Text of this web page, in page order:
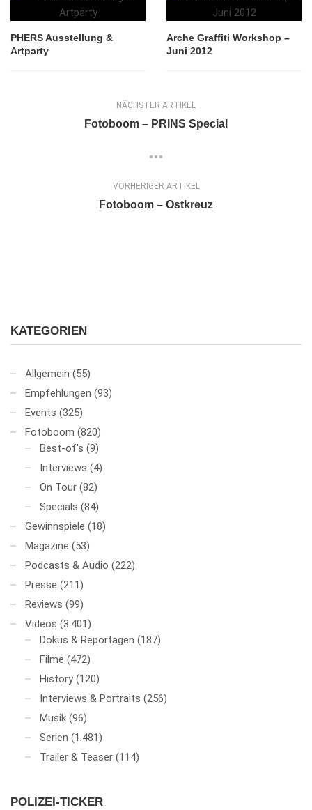
PHERS Ausstellung &
Artparty
Arche Graffiti Workshop –
Juni 2012
NÄCHSTER ARTIKEL
Fotoboom – PRINS Special
VORHERIGER ARTIKEL
Fotoboom – Ostkreuz
KATEGORIEN
Allgemein (55)
Empfehlungen (93)
Events (325)
Fotoboom (820)
Best-of's (9)
Interviews (4)
On Tour (82)
Specials (84)
Gewinnspiele (18)
Magazine (53)
Podcasts & Audio (222)
Presse (211)
Reviews (99)
Videos (3.401)
Dokus & Reportagen (187)
Filme (472)
History (120)
Interviews & Portraits (256)
Musik (96)
Serien (1.481)
Trailer & Teaser (114)
POLIZEI-TICKER